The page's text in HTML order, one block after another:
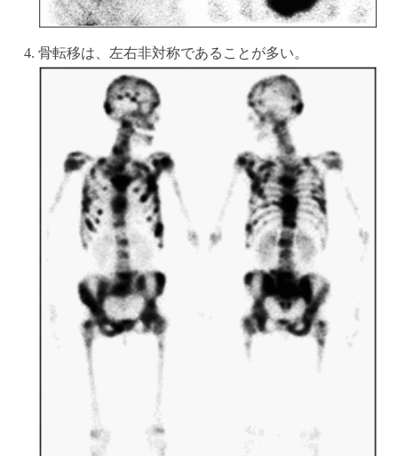
骨転移は、左右非対称であることが多い。